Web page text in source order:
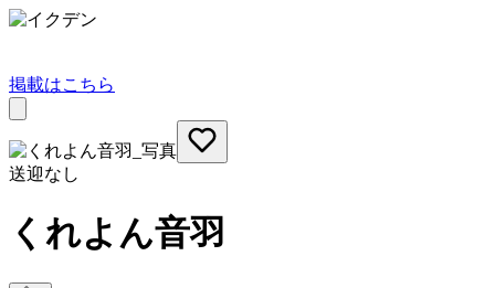
掲載はこちら
送迎なし
くれよん音羽